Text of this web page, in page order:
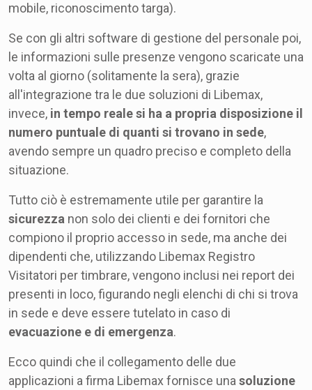
mobile, riconoscimento targa).
Se con gli altri software di gestione del personale poi,
le informazioni sulle presenze vengono scaricate una
volta al giorno (solitamente la sera), grazie
all'integrazione tra le due soluzioni di Libemax,
invece, in tempo reale si ha a propria disposizione il
numero puntuale di quanti si trovano in sede,
avendo sempre un quadro preciso e completo della
situazione.
Tutto ciò è estremamente utile per garantire la
sicurezza non solo dei clienti e dei fornitori che
compiono il proprio accesso in sede, ma anche dei
dipendenti che, utilizzando Libemax Registro
Visitatori per timbrare, vengono inclusi nei report dei
presenti in loco, figurando negli elenchi di chi si trova
in sede e deve essere tutelato in caso di
evacuazione e di emergenza.
Ecco quindi che il collegamento delle due
applicazioni a firma Libemax fornisce una soluzione